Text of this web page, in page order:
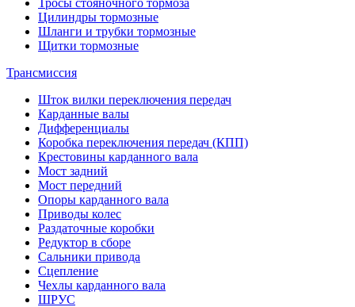
Тросы стояночного тормоза
Цилиндры тормозные
Шланги и трубки тормозные
Щитки тормозные
Трансмиссия
Шток вилки переключения передач
Карданные валы
Дифференциалы
Коробка переключения передач (КПП)
Крестовины карданного вала
Мост задний
Мост передний
Опоры карданного вала
Приводы колес
Раздаточные коробки
Редуктор в сборе
Сальники привода
Сцепление
Чехлы карданного вала
ШРУС